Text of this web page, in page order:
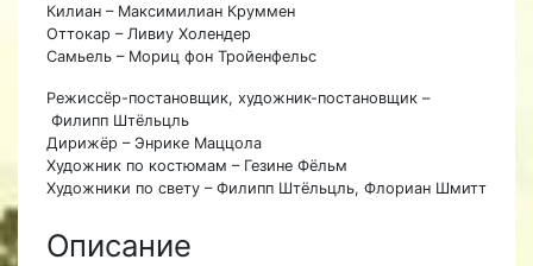
Килиан – Максимилиан Круммен
Оттокар – Ливиу Холендер
Самьель – Мориц фон Тройенфельс
Режиссёр-постановщик, художник-постановщик –
Филипп Штёльцль
Дирижёр – Энрике Маццола
Художник по костюмам – Гезине Фёльм
Художники по свету – Филипп Штёльцль, Флориан Шмитт
Описание